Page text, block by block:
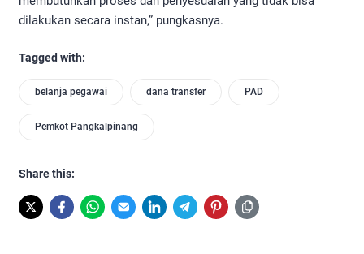
dilakukan secara instan,” pungkasnya.
Tagged with:
belanja pegawai dana transfer PAD
Pemkot Pangkalpinang
Share this: